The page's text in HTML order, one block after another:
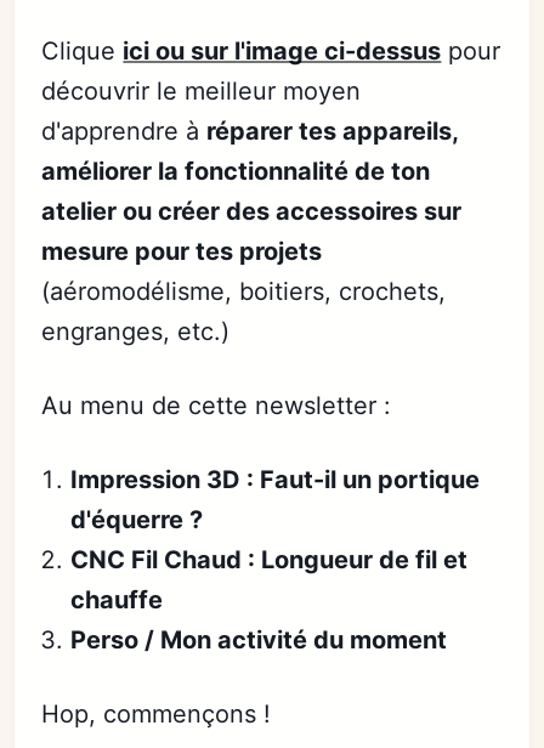
Clique ici ou sur l'image ci-dessus pour
découvrir le meilleur moyen
d'apprendre à réparer tes appareils,
améliorer la fonctionnalité de ton
atelier ou créer des accessoires sur
mesure pour tes projets
(aéromodélisme, boitiers, crochets,
engranges, etc.)
Au menu de cette newsletter :
Impression 3D : Faut-il un portique
d'équerre ?
CNC Fil Chaud : Longueur de fil et
chauffe
Perso / Mon activité du moment
Hop, commençons !